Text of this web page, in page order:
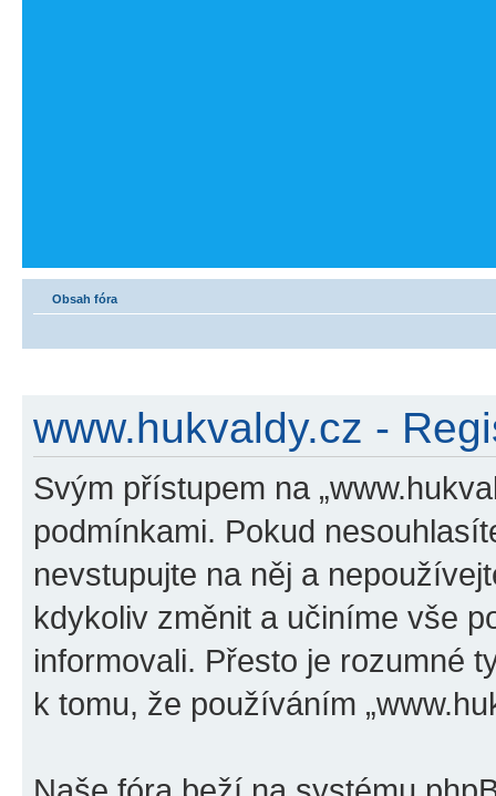
Obsah fóra
www.hukvaldy.cz -
Svým přístupem na
podmínkami. Pokud
nevstupujte na něj a
kdykoliv změnit a učiníme vše
informovali. Přesto je rozumné
k tomu, že používáním